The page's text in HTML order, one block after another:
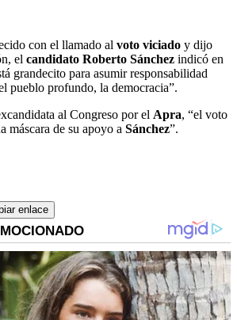
con el llamado al voto viciado y dijo
el candidato Roberto Sánchez indicó en
grandecito para asumir responsabilidad
pueblo profundo, la democracia”.
al Congreso por el Apra, “el voto
máscara de su apoyo a Sánchez”.
enlace